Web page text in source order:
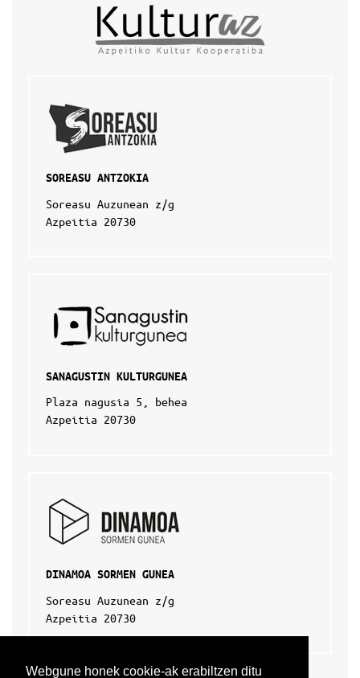
Webgune honek cookie-ak erabiltzen ditu
SOREASU ANTZOKIA
Soreasu Auzunean z/g
Azpeitia 20730
SANAGUSTIN KULTURGUNEA
Plaza nagusia 5, behea
Azpeitia 20730
DINAMOA SORMEN GUNEA
Soreasu Auzunean z/g
Azpeitia 20730